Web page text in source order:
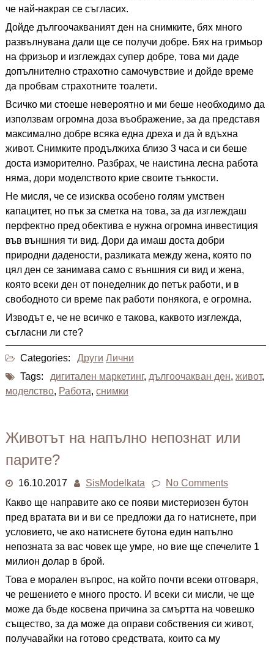
че най-накрая се съгласих.
Дойде дългоочакваният ден на снимките, бях много
развълнувана дали ще се получи добре. Бях на гримьор
на фризьор и изглеждах супер добре, това ми даде
допълнително страхотно самочувствие и дойде време
да пробвам страхотните тоалети.
Всичко ми стоеше невероятно и ми беше необходимо да
използвам огромна доза въображение, за да представя
максимално добре всяка една дреха и да ѝ вдъхна
живот. Снимките продължиха близо 3 часа и си беше
доста изморително. Разбрах, че наистина лесна работа
няма, дори моделството крие своите тънкости.
Не мисля, че се изисква особено голям умствен
капацитет, но пък за сметка на това, за да изглеждаш
перфектно пред обектива е нужна огромна инвестиция
във външния ти вид. Дори да имаш доста добри
природни дадености, разликата между жена, която по
цял ден се занимава само с външния си вид и жена,
която всеки ден от понеделник до петък работи, и в
свободното си време пак работи понякога, е огромна.
Изводът е, че не всичко е такова, каквото изглежда,
съгласни ли сте?
Categories: Други Лични
Tags:
дигитален маркетинг, дългоочакван ден, живот,
моделство, Работа, снимки
Животът на напълно непознат или
парите?
16.10.2017 SisModelkata
No Comments
Какво ще направите ако се появи мистериозен бутон
пред вратата ви и ви се предложи да го натиснете, при
условието, че ако натиснете бутона един напълно
непозната за вас човек ще умре, но вие ще спечелите 1
милион долар в брой.
Това е морален въпрос, на който почти всеки отговаря,
че решението е много просто. И всеки си мисли, че ще
може да бъде косвена причина за смъртта на човешко
същество, за да може да оправи собствения си живот,
получавайки на готово средствата, които са му